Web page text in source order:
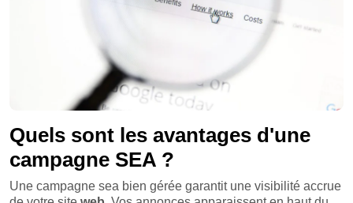
Quels sont les avantages d'une
campagne SEA ?
Une campagne sea bien gérée garantit une visibilité accrue